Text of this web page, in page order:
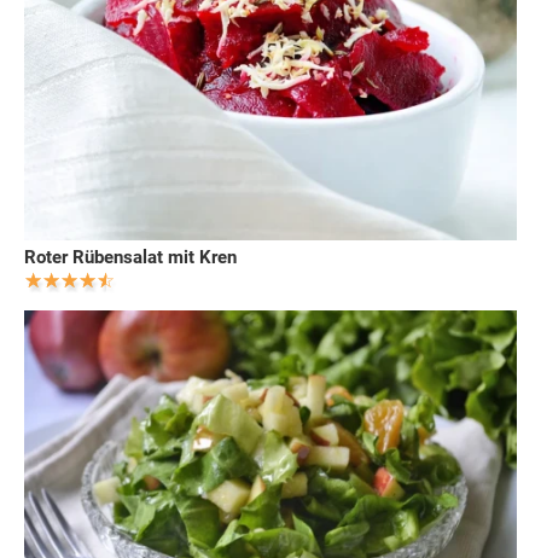
Roter Rübensalat mit Kren